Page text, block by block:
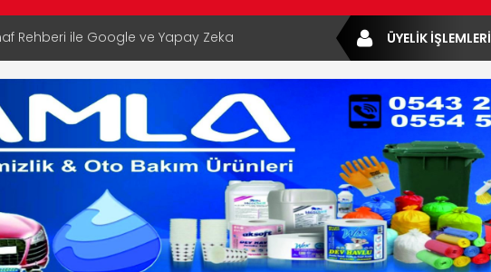
Rehberi ile Google ve Yapay Zeka
Öne Çıkın
Rehberi Hizmete Girdi
Yayın Hayatına Başladı | Hızlı ve Akıllı
Dijital Devrim: Rota Sepetim
Bölge Müdürü Makam Koltuğunu
ÜYELİK İŞLEMLERİ